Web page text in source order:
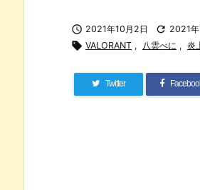
 2021年10月2日  2021
 VALORANT , 八雲べに , 炎
Twitter